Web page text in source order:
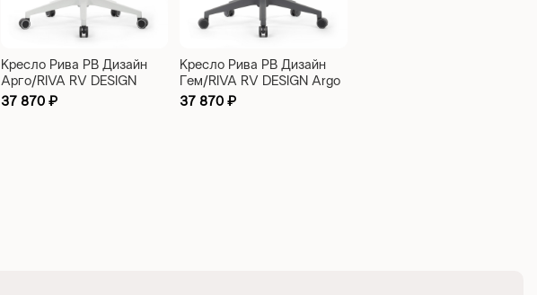
Кресло Рива РВ Дизайн
Арго/RIVA RV DESIGN
Argo (W-228) голубой
37 870 ₽
Кресло Рива РВ Дизайн
Гем/RIVA RV DESIGN Argo
(W-228) серый
37 870₽